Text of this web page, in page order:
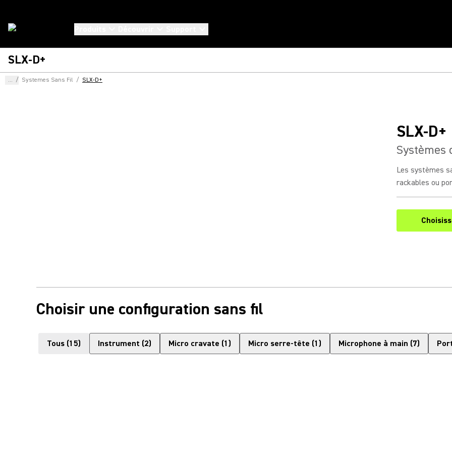
SLX-D+
... / Systemes Sans Fil / SLX-D+
SLX-D+
Systèmes
Les systèmes
rackables ou
Choisir une configuration sans fil
Tous (15) Instrument (2) Micro cravate (1 ) Micro serre-tête (1 ) Microphone à main (7)